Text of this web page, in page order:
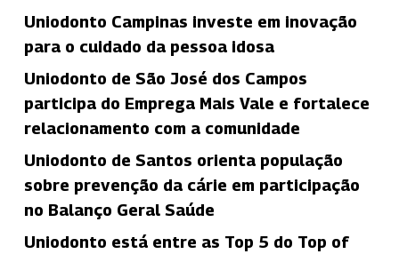
Uniodonto Campinas investe em inovação
para o cuidado da pessoa idosa
Uniodonto de São José dos Campos
participa do Emprega Mais Vale e fortalece
relacionamento com a comunidade
Uniodonto de Santos orienta população
sobre prevenção da cárie em participação
no Balanço Geral Saúde
Uniodonto está entre as Top 5 do Top of